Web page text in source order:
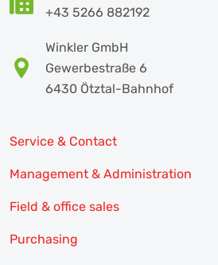
+43 5266 882192
Winkler GmbH
Gewerbestraße 6
6430 Ötztal-Bahnhof
Service & Contact
Management & Administration
Field & office sales
Purchasing